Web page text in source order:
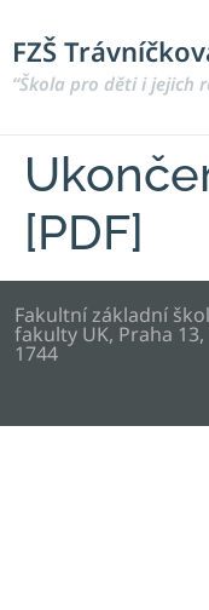
FZŠ
“Škola pro děti i jejich
[PDF]
Fakultní základní
fakulty UK, Praha
1744